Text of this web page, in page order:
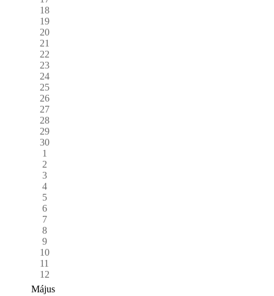
18
19
20
21
22
23
24
25
26
27
28
29
30
1
2
3
4
5
6
7
8
9
10
11
12
Május